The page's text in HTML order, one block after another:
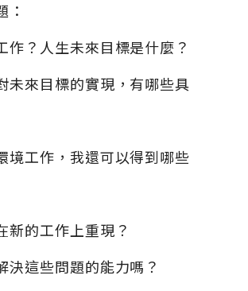
：
？人生未來目標是什麼？
來目標的實現，有哪些具
工作，我還可以得到哪些
的工作上重現？
這些問題的能力嗎？